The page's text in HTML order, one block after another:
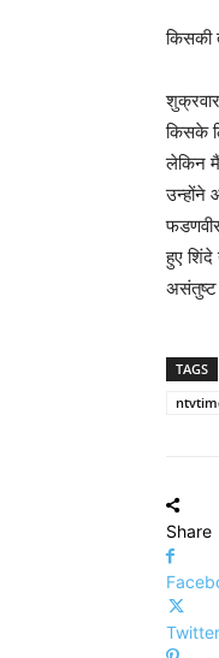
किसकी
किसके
लेकिन मैं
उन्होंने
हुए शिंदे
असंतुष्ट
TAGS
Share
Twitter